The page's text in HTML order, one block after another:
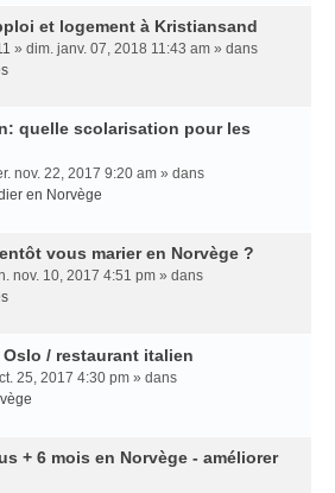
et logement à Kristiansand
» dim. janv. 07, 2018 11:43 am » dans
quelle scolarisation pour les
nov. 22, 2017 9:20 am » dans
en Norvège
vous marier en Norvège ?
nov. 10, 2017 4:51 pm » dans
/ restaurant italien
25, 2017 4:30 pm » dans
+ 6 mois en Norvège - améliorer